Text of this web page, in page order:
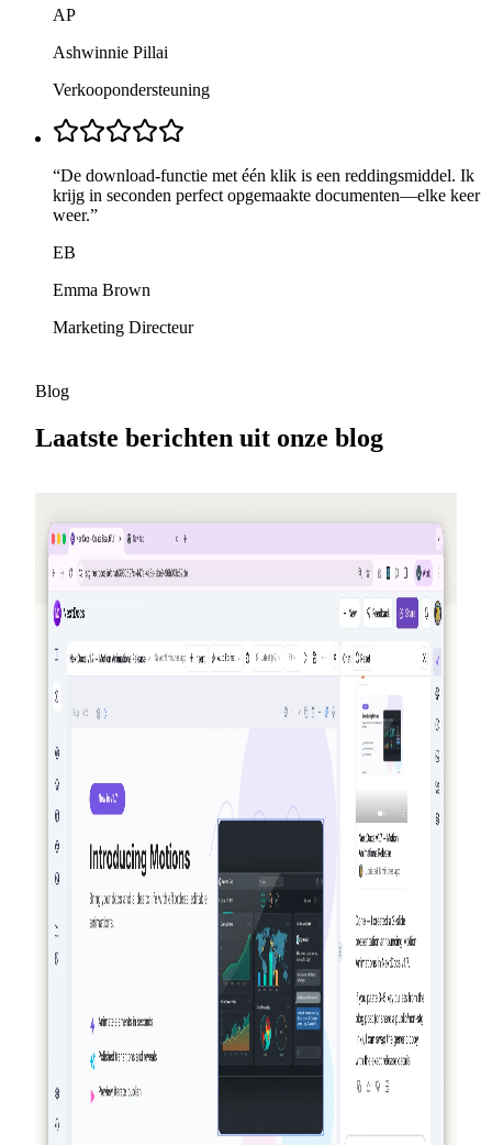
AP
Ashwinnie Pillai
Verkoopondersteuning
“De download-functie met één klik is een reddingsmiddel. Ik
krijg in seconden perfect opgemaakte documenten—elke keer
weer.”
EB
Emma Brown
Marketing Directeur
Blog
Laatste berichten uit onze blog
Verwijs vrienden, verdien credits — NextDocs
v1.10
Een nieuw verwijzingsprogramma dat jou (en je vriend)
maand. Daarnaast een openbare Aanbiedingen-pagina,
Premium-modellen voor Pro+ en Ultra, en een update over
AI-geheugen.
Lees meer
2026-03-27
Echt agentiek: hoe NextDocs jouw
documenten en presentaties maakt, verifieert
en verfijnt
NextDocs genereert niet langer zomaar wat en hoopt op het
beste. Met v1.8 maakt de AI jouw document, bekijkt visueel
wat het heeft gebouwd en verfijnt het — nog voordat jij het
resultaat ziet. Geen enkel ander AI-document- of
2026-03-14
NextDocs v1.7.0: Bewegingsanimaties, Video-